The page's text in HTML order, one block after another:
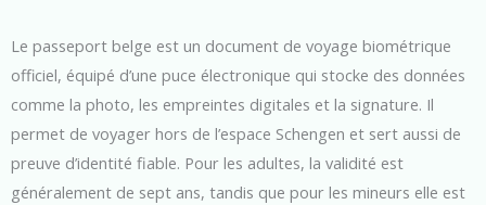
Le passeport belge est un document de voyage biométrique
officiel, équipé d’une puce électronique qui stocke des données
comme la photo, les empreintes digitales et la signature. Il
permet de voyager hors de l’espace Schengen et sert aussi de
preuve d’identité fiable. Pour les adultes, la validité est
généralement de sept ans, tandis que pour les mineurs elle est